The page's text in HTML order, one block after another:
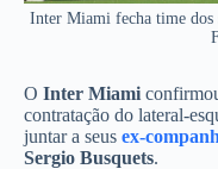
Inter Miami fecha time dos
O Inter Miami
contratação do lateral-
juntar a seus ex-
Sergio Busquets.